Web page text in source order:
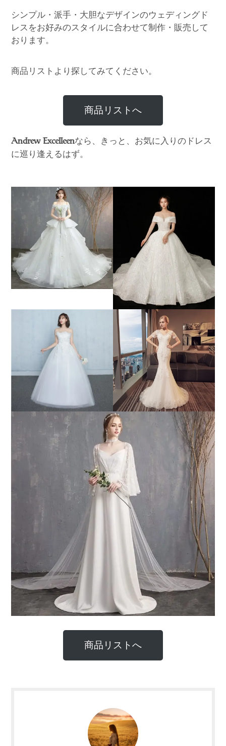
シンプル・派手・大胆なデザインのウェディングド
レスをお好みのスタイルに合わせて制作・販売して
おります。
商品リストより探してみてください。
商品リストへ
Andrew Excelleenなら、きっと、お気に入りのドレス
に巡り逢えるはず。
商品リストへ